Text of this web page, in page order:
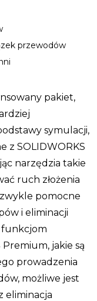
przewodów
pakiet,
symulacji,
z SOLIDWORKS
narzędzia takie
ruch złożenia
pomocne
i eliminacji
funkcjom
jakie są
prowadzenia
możliwe jest
eliminacja